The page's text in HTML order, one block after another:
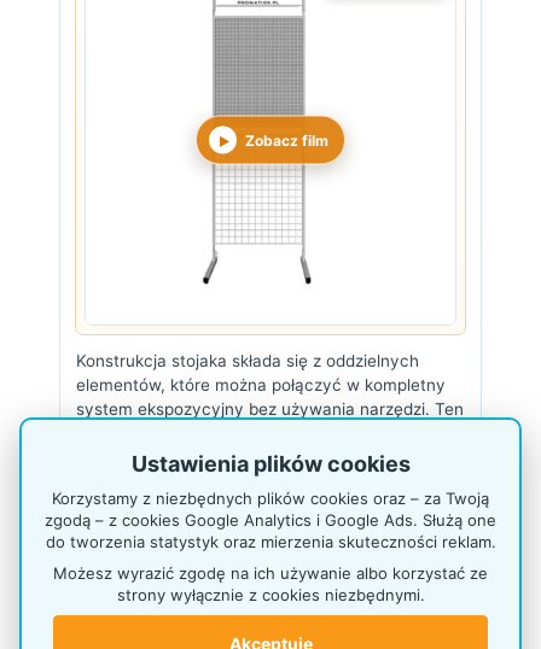
Zobacz film
Konstrukcja stojaka składa się z oddzielnych
elementów, które można połączyć w kompletny
system ekspozycyjny bez używania narzędzi. Ten
wariantach z samą kratą, perforacją oraz w
konfiguracjach łączących oba rodzaje paneli
Rozwiązanie ułatwia również ponowny demontaż
stojaka na czas transportu lub przechowywania.
Kratownica z drutu 4 mm
Ustawienia plików cookies
Korzystamy z niezbędnych plików cookies oraz – za Twoją
zgodą – z cookies Google Analytics i Google Ads. Służą one
do tworzenia statystyk oraz mierzenia skuteczności reklam.
Możesz wyrazić zgodę na ich używanie albo korzystać ze
strony wyłącznie z cookies niezbędnymi.
Akceptuję